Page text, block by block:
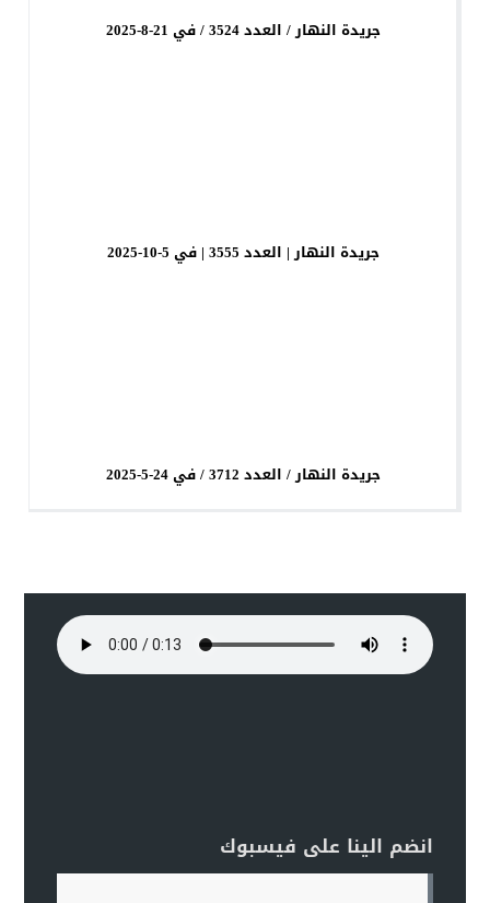
جريدة النهار / العدد 3524 / في 21-8-2025
جريدة النهار | العدد 3555 | في 5-10-2025
جريدة النهار / العدد 3712 / في 24-5-2025
انضم الينا على فيسبوك